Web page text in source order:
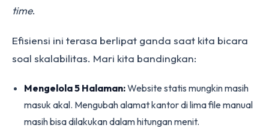
time.
Efisiensi ini terasa berlipat ganda saat kita bicara
soal skalabilitas. Mari kita bandingkan:
Mengelola 5 Halaman:Website statis mungkin masih
masuk akal. Mengubah alamat kantor di lima file manual
masih bisa dilakukan dalam hitungan menit.